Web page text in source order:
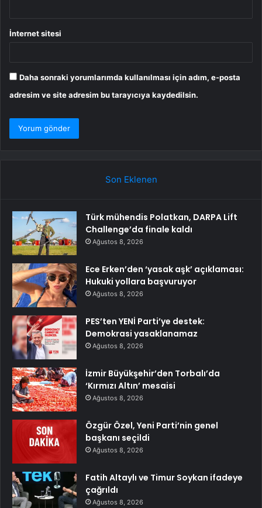
İnternet sitesi
Daha sonraki yorumlarımda kullanılması için adım, e-posta
adresim ve site adresim bu tarayıcıya kaydedilsin.
Son Eklenen
Türk mühendis Polatkan, DARPA Lift
Challenge’da finale kaldı
Ağustos 8, 2026
Ece Erken’den ‘yasak aşk’ açıklaması:
Hukuki yollara başvuruyor
Ağustos 8, 2026
PES’ten YENİ Parti’ye destek:
Demokrasi yasaklanamaz
Ağustos 8, 2026
İzmir Büyükşehir’den Torbalı’da
‘Kırmızı Altın’ mesaisi
Ağustos 8, 2026
Özgür Özel, Yeni Parti’nin genel
başkanı seçildi
Ağustos 8, 2026
Fatih Altaylı ve Timur Soykan ifadeye
çağrıldı
Ağustos 8, 2026